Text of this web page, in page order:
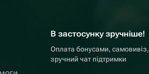
В застосунку зручніше!
Оплата бонусами, самовивіз,
зручний чат підтримки